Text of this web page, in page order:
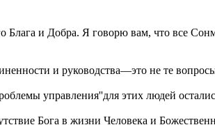
и Добра. Я говорю вам, что все
и руководства—это не те
управления''для этих людей
Бога в жизни Человека и